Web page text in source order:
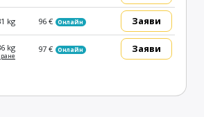
kg 96 € Онлайн Заяви
kg 97 € Онлайн Заяви